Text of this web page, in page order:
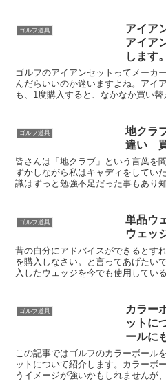
ゴルフ道具
アイア
アイア
します。
ゴルフのアイアンセットってメーカ
んだらいいのか迷いますよね。アイ
も、1度購入すると、なかなか買い
ゴルフ道具
地クラ
違い
皆さんは「地クラブ」という言葉を
ずかしながら私はキャディをしてい
識はずっと勉強不足だった事もあり
ゴルフ道具
単品ウ
ウェッ
昔の自分にアドバイスができるとす
を購入しなさい。と言ってあげたい
入したウェッジを今でも使用してい
ゴルフ道具
カラー
ットに
ールに
この記事ではゴルフのカラーボール
ットについて紹介します。カラーボ
うイメージが強いかもしれませんが